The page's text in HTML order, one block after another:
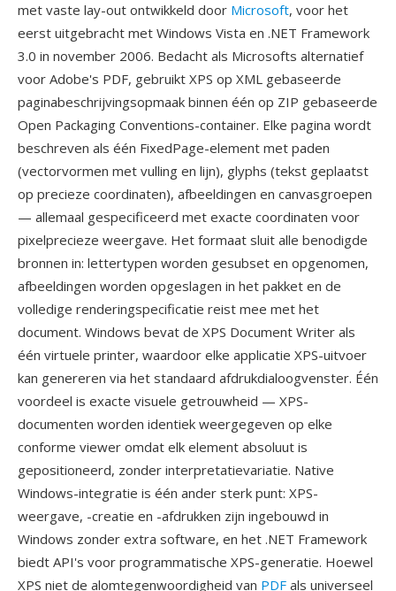
met vaste lay-out ontwikkeld door Microsoft, voor het
eerst uitgebracht met Windows Vista en .NET Framework
3.0 in november 2006. Bedacht als Microsofts alternatief
voor Adobe's PDF, gebruikt XPS op XML gebaseerde
paginabeschrijvingsopmaak binnen één op ZIP gebaseerde
Open Packaging Conventions-container. Elke pagina wordt
beschreven als één FixedPage-element met paden
(vectorvormen met vulling en lijn), glyphs (tekst geplaatst
op precieze coordinaten), afbeeldingen en canvasgroepen
— allemaal gespecificeerd met exacte coordinaten voor
pixelprecieze weergave. Het formaat sluit alle benodigde
bronnen in: lettertypen worden gesubset en opgenomen,
afbeeldingen worden opgeslagen in het pakket en de
volledige renderingspecificatie reist mee met het
document. Windows bevat de XPS Document Writer als
één virtuele printer, waardoor elke applicatie XPS-uitvoer
kan genereren via het standaard afdrukdialoogvenster. Één
voordeel is exacte visuele getrouwheid — XPS-
documenten worden identiek weergegeven op elke
conforme viewer omdat elk element absoluut is
gepositioneerd, zonder interpretatievariatie. Native
Windows-integratie is één ander sterk punt: XPS-
weergave, -creatie en -afdrukken zijn ingebouwd in
Windows zonder extra software, en het .NET Framework
biedt API's voor programmatische XPS-generatie. Hoewel
XPS niet de alomtegenwoordigheid van PDF als universeel